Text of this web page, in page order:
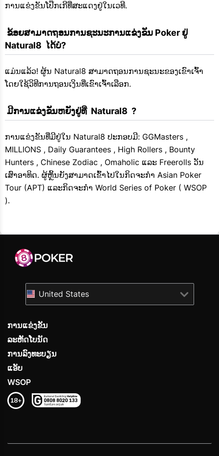
ການແຂ່ງຂັນໂປ໊ກເກີທີ່ສະແດງຢູ່ໃນເວທີ.
Natural8  ໄດ້ບໍ?
ແມ່ນແລ້ວ! ຜູ້ນ Natural8 ສາມາດຖອນການຊະນະຂອງເຂົາເຈົ້າ
ໂດຍໃຊ້ວິທີການຖອນເງິນທີ່ເຂົາເຈົ້າເລືອກ.
ມີການແຂ່ງຂັນຫຍັງຢູ່ທີ່  Natural8  ?
ການແຂ່ງຂັນທີ່ມີຢູ່ໃນ Natural8 ປະກອບມີ: GGMasters ,
MILLIONS , Daily Guarantees , High Rollers , Bounty
Hunters , Chinese Zodiac , Omaholic ແລະ Freerolls ວັນ
ເສົາອາທິດ. ຜູ້ຫຼິ້ນຍັງສາມາດເຂົ້າໄປໃນກິດຈະກໍາ Asian Poker
Tour (APT) ແລະກິດຈະກໍາ World Series of Poker ( WSOP
).
ການແຂ່ງຂັນ
ລະຫັດໂບນັດ
ການລົງທະບຽນ
ແອັບ
WSOP
United States